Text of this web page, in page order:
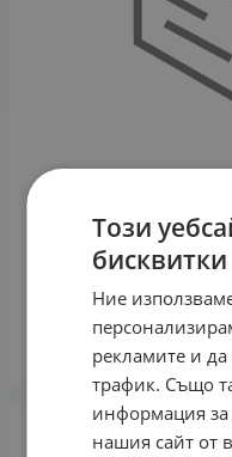
СТАНДЕЛИ
5.24
Този
бисквитки
Ние
рекламите и
трафик. Също
информация за
нашия сайт от